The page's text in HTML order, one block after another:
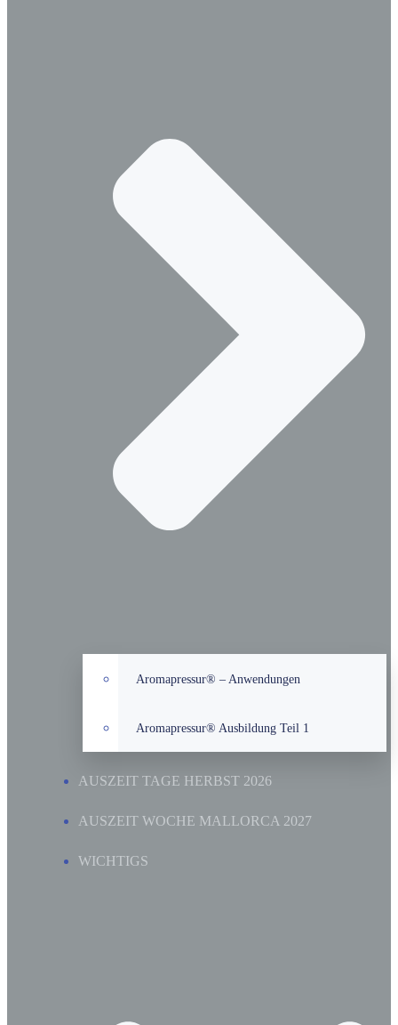
Aromapressur® – Anwendungen
Aromapressur® Ausbildung Teil 1
AUSZEIT TAGE HERBST 2026
AUSZEIT WOCHE MALLORCA 2027
WICHTIGS